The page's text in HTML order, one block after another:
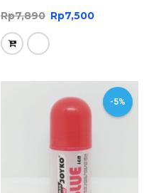
Rp7,890 Rp7,500
-5%